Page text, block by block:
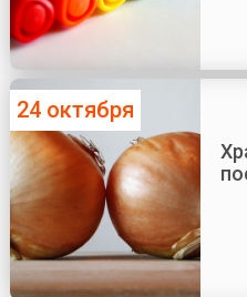
24 октября